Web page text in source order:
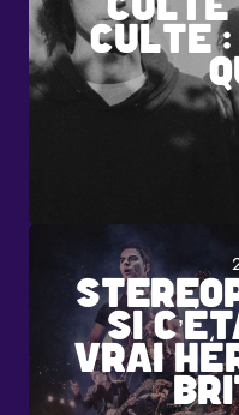
CULTE
SI
VRAI